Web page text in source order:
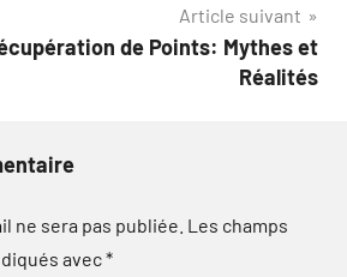
Article suivant
de Points: Mythes et
Réalités
ne sera pas publiée. Les champs
avec*